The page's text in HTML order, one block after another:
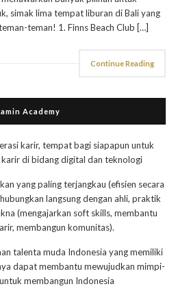
simak lima tempat liburan di Bali yang
teman! 1. Finns Beach Club […]
Continue Reading
Academy
karir, tempat bagi siapapun untuk
di bidang digital dan teknologi
yang paling terjangkau (efisien secara
langsung dengan ahli, praktik
(mengajarkan soft skills, membantu
membangun komunitas).
talenta muda Indonesia yang memiliki
dapat membantu mewujudkan mimpi-
membangun Indonesia